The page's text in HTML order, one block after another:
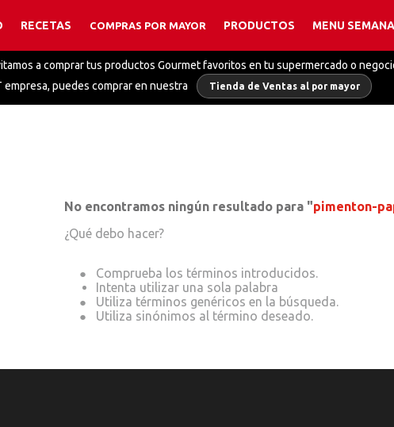
RECETAS COMPRAS POR MAYOR PRODUCTOS MENU
a comprar tus productos Gourmet favoritos en tu supermercado o
empresa, puedes comprar en nuestra
Tienda de Ventas al por mayor
No encontramos ningún resultado para "pimenton-
¿Qué debo hacer?
Intenta utilizar una sola palabra
1.
caldo
2.
caldo pollo
6.
mix pimientas
7.
finas hierbas
9.
caldo polvo
10. colorante